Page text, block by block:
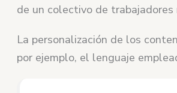
de un colectivo de trabajadores
La personalización de los
por ejemplo, el lenguaje